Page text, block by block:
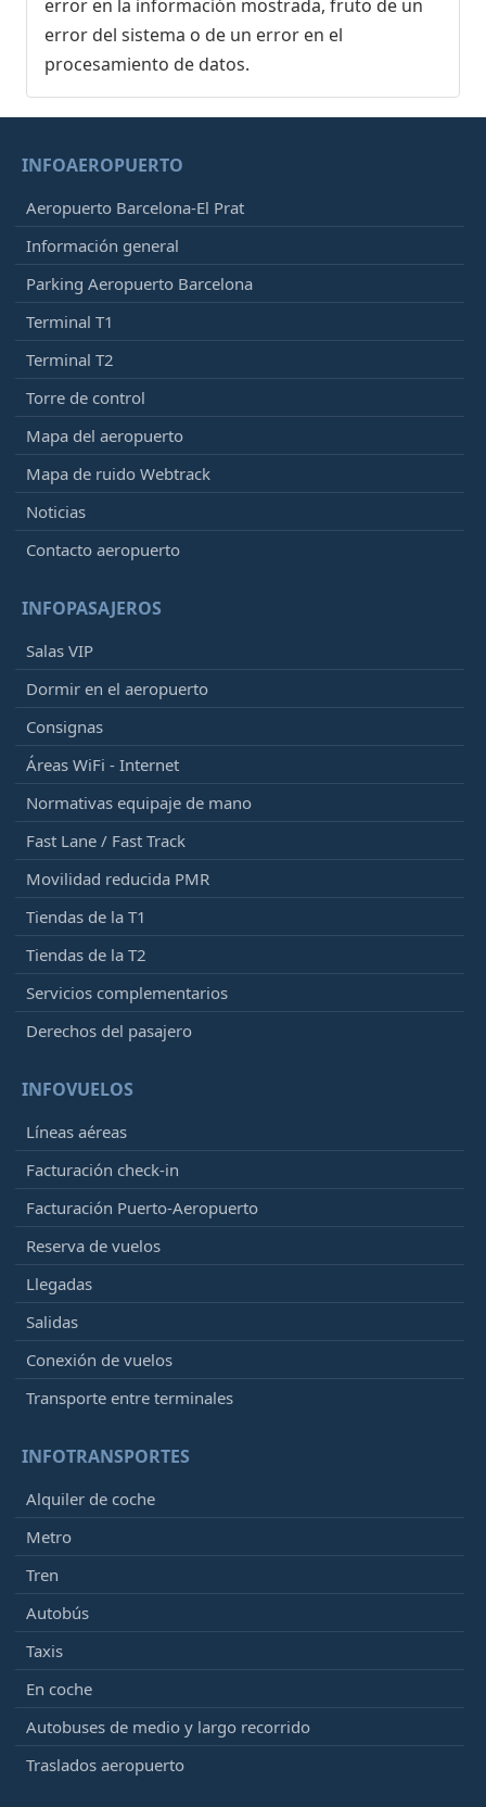
error en la información mostrada, fruto de un
error del sistema o de un error en el
procesamiento de datos.
INFOAEROPUERTO
Aeropuerto Barcelona-El Prat
Información general
Parking Aeropuerto Barcelona
Terminal T1
Terminal T2
Torre de control
Mapa del aeropuerto
Mapa de ruido Webtrack
Noticias
Contacto aeropuerto
INFOPASAJEROS
Salas VIP
Dormir en el aeropuerto
Consignas
Áreas WiFi - Internet
Normativas equipaje de mano
Fast Lane / Fast Track
Movilidad reducida PMR
Tiendas de la T1
Tiendas de la T2
Servicios complementarios
Derechos del pasajero
INFOVUELOS
Líneas aéreas
Facturación check-in
Facturación Puerto-Aeropuerto
Reserva de vuelos
Llegadas
Salidas
Conexión de vuelos
Transporte entre terminales
INFOTRANSPORTES
Alquiler de coche
Metro
Tren
Autobús
Taxis
En coche
Autobuses de medio y largo recorrido
Traslados aeropuerto